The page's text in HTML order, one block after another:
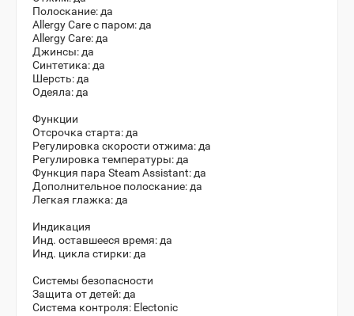
Полоскание: да
Allergy Care с паром: да
Allergy Care: да
Джинсы: да
Синтетика: да
Шерсть: да
Одеяла: да
Функции
Отсрочка старта: да
Регулировка скорости отжима: да
Регулировка температуры: да
Функция пара Steam Assistant: да
Дополнительное полоскание: да
Легкая глажка: да
Индикация
Инд. оставшееся время: да
Инд. цикла стирки: да
Системы безопасности
Защита от детей: да
Система контроля: Electonic